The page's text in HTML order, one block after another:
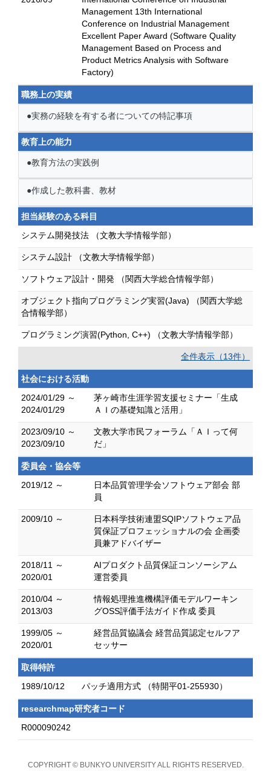
Management 13th International
Conference on Industrial Management
Excellent Paper Award (Software Quality
Management Based on Process and
Product Metrics Analysis with Software
Factory)
職務上の実績
●実務の経験を有する者についての特記事項
教育上の能力
●教育方法の実践例
●作成した教科書、教材
担当経験のある科目
システム開発技法 （文教大学情報学部）
システム設計 （文教大学情報学部）
ソフトウェア設計・開発 （関西大学総合情報学部）
オブジェクト指向プログラミング実習(Java) （関西大学総
合情報学部）
プログラミング演習(Python, C++) （文教大学情報学部）
全件表示（13件）
社会における活動
2024/01/29 ～
2024/01/29
茅ヶ崎市生涯学習支援セミナー「生成
ＡＩの基礎知識と活用」
2023/09/10 ～
2023/09/10
文教大学市民フォーラム「ＡＩって何
だ」
委員会・協会等
2019/12 ～
日本品質管理学会ソフトウェア部会 部
員
2009/10 ～
日本科学技術連盟SQIPソフトウェア品
質保証プロフェッショナルの会 企画委
員兼アドバイザー
2018/11 ～
2020/01
AIプロダクト品質保証コンソーシアム
運営委員
2010/04 ～
2013/03
情報処理推進機構評価モデルワーキン
グOSS評価手法ガイド作成 委員
1999/05 ～
2020/01
経営品質協議会 経営品質認定セルフア
セッサー
取得特許
1989/10/12
パッチ適用方式 （特開平01-255930）
researchmap研究者コード
R000090242
COPYRIGHT © BUNKYO UNIVERSITY ALL RIGHTS RESERVED.